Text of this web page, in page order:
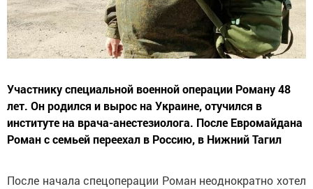
Участнику специальной военной операции Роману 48
лет. Он родился и вырос на Украине, отучился в
институте на врача-анестезиолога. После Евромайдана
Роман с семьей переехал в Россию, в Нижний Тагил
После начала спецоперации Роман неоднократно хотел